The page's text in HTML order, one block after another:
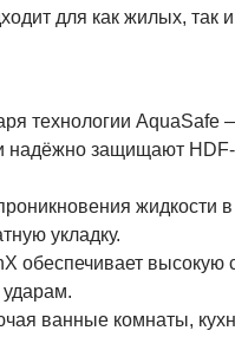
для как жилых, так
технологии AquaSafe
надёжно защищают
жидкости
укладку.
обеспечивает высокую
ванные комнаты,